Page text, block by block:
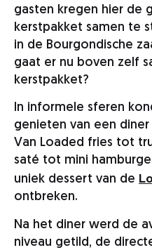
gasten kregen hier de
kerstpakket samen te
in de Bourgondische
gaat er nu boven zelf
kerstpakket?
In informele sferen
genieten van een
Van Loaded fries tot
saté tot mini
uniek dessert van de
ontbreken.
Na het diner werd de
niveau getild, de